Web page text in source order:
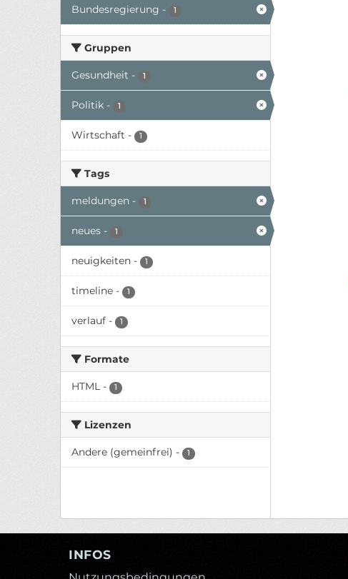
Bundesregierung - 1
Gruppen
Gesundheit - 1
Politik - 1
Wirtschaft - 1
Tags
meldungen - 1
neues - 1
neuigkeiten - 1
timeline - 1
verlauf - 1
Formate
HTML - 1
Lizenzen
Andere (gemeinfrei) - 1
INFOS